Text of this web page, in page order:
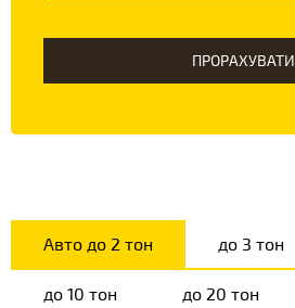
ПРОРАХУВАТИ
Авто до 2 тон до 3 тон
до 10 тон до 20 тон